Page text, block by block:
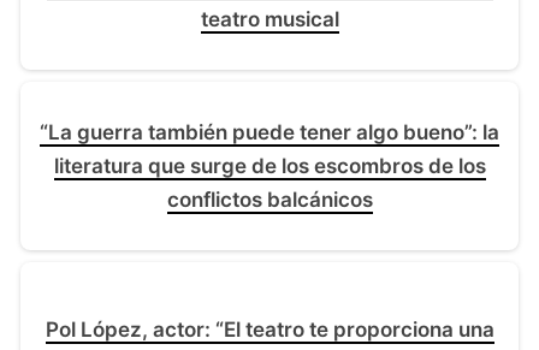
teatro musical
“La guerra también puede tener algo bueno”: la
literatura que surge de los escombros de los
conflictos balcánicos
Pol López, actor: “El teatro te proporciona una